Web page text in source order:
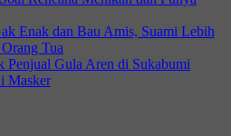
Enak dan Bau Amis, Suami Lebih
Tua
Penjual Gula Aren di Sukabumi
Masker